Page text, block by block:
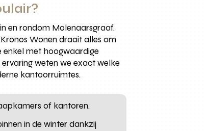
en rondom Molenaarsgraaf.
Wonen draait alles om
enkel met hoogwaardige
weten we exact welke
kantoorruimtes.
of kantoren.
in de winter dankzij